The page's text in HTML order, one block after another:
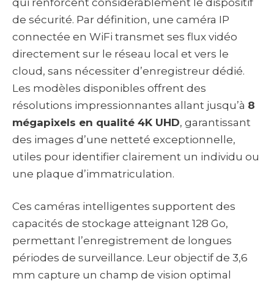
de sécurité. Par définition, une caméra IP
connectée en WiFi transmet ses flux vidéo
directement sur le réseau local et vers le
cloud, sans nécessiter d’enregistreur dédié.
Les modèles disponibles offrent des
résolutions impressionnantes allant jusqu’à 8
mégapixels en qualité 4K UHD, garantissant
des images d’une netteté exceptionnelle,
utiles pour identifier clairement un individu ou
une plaque d’immatriculation.
Ces caméras intelligentes supportent des
capacités de stockage atteignant 128 Go,
permettant l’enregistrement de longues
périodes de surveillance. Leur objectif de 3,6
mm capture un champ de vision optimal